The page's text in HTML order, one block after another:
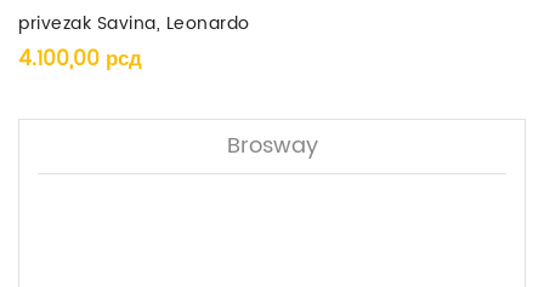
privezak Savina, Leonardo
4.100,00 рсд
Brosway